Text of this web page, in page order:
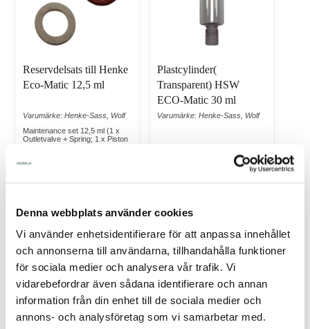
Denna webbplats använder cookies
Vi använder enhetsidentifierare för att anpassa innehållet
och annonserna till användarna, tillhandahålla funktioner
för sociala medier och analysera vår trafik. Vi
vidarebefordrar även sådana identifierare och annan
information från din enhet till de sociala medier och
annons- och analysföretag som vi samarbetar med.
Reservdelsats till Henke
Eco-Matic 12,5 ml
Varumärke: Henke-Sass, Wolf
Maintenance set 12,5 ml (1 x
Outletvalve + Spring; 1 x Piston
Köp
Plastcylinder(
Transparent) HSW
ECO-Matic 30 ml
Varumärke: Henke-Sass, Wolf